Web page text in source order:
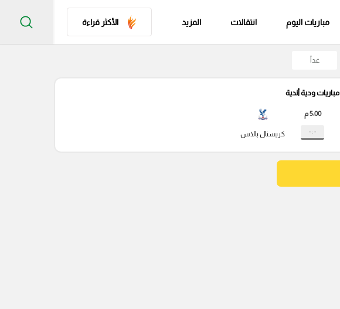
مباريات اليوم انتقالات المزيد الأكثر قراءة
غداً
مباريات ودية أندية
5:00 م
- : - كريستال بالاس